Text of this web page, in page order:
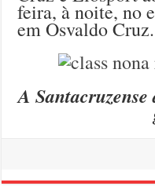
feira, à noite, no
em Osvaldo Cruz.
A